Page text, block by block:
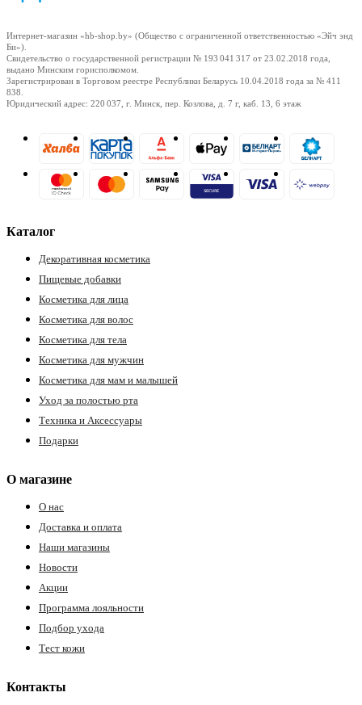
Интернет-магазин «hb-shop.by» (Общество с ограниченной ответственностью «Эйч энд
Би»).
Свидетельство о государственной регистрации № 193 041 317 от 23.02.2018 года,
выдано Минским горисполкомом.
Зарегистрирован в Торговом реестре Республики Беларусь 10.04.2018 года за № 411
838.
Юридический адрес: 220 037, г. Минск, пер. Козлова, д. 7 г, каб. 13, 6 этаж
Каталог
Декоративная косметика
Пищевые добавки
Косметика для лица
Косметика для волос
Косметика для тела
Косметика для мужчин
Косметика для мам и малышей
Уход за полостью рта
Техника и Аксессуары
Подарки
О магазине
О нас
Доставка и оплата
Наши магазины
Новости
Акции
Программа лояльности
Подбор ухода
Тест кожи
Контакты